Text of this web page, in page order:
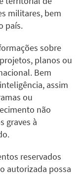
militares, bem
país.
sobre
planos ou
Bem
assim
ou
não
graves à
reservados
autorizada possa